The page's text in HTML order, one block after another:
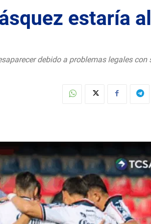
estaría
debido a problemas legales con